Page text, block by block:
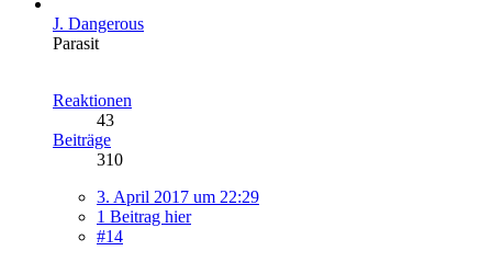
J. Dangerous
Parasit
Reaktionen
43
Beiträge
310
3. April 2017 um 22:29
1 Beitrag hier
#14